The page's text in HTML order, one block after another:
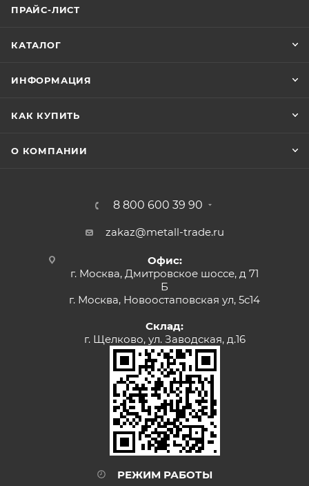
ПРАЙС-ЛИСТ
КАТАЛОГ
ИНФОРМАЦИЯ
КАК КУПИТЬ
О КОМПАНИИ
8 800 600 39 90
zakaz@metall-trade.ru
Офис:
г. Москва, Дмитровское шоссе, д 71
Б
г. Москва, Новоостаповская ул, 5с14
Склад:
г. Щелково, ул. Заводская, д.16
РЕЖИМ РАБОТЫ